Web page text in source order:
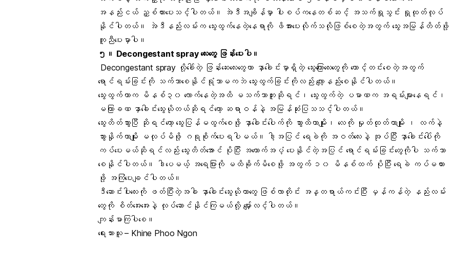
အနည်းငယ် ညှစ်ထားပေးသင့်ပါတယ်။ အဲဒီအချိန်မှာ ပါးစပ်ကနေတစ်ဆင့် အသက်ရှုသွင်း ရှုထုတ်လုပ်
နိုင်ပါတယ်။ အဲဒီနည်းလမ်းက သွေးထွက်နေတဲ့နေရာကို ဖိအားပေးလိုက်သလိုဖြစ်စေတဲ့အတွက် သွေးအမြန်တိတ်ဖို့
ကူညီပေးမှာပါ။
၅။ Decongestant spray လေးတွေ ဖြန်းပေးပါ။
Decongestant sprayလို့ခေါ်တဲ့ ဖြန်းဆေးလေးတွေဟာ နှာခေါင်းမှာရှိတဲ့ သွေးကြောလေးတွေကို တောင့်တင်းစေတဲ့အတွက်
ရောင်ရမ်းခြင်း ကို သက်သာစေနိုင်ရုံသာမကဘဲ သွေးထွက်ခြင်းကိုလည်း လျော့နည်းစေနိုင်ပါတယ်။
သွေးထွက်တာက မိနစ်၃၀ လောက်နေတဲ့အထိ မသက်သာဘူးဆိုရင်၊ သွေးထွက်တဲ့ ပမာဏက အရမ်းများနေရင်၊
မကြာခဏ နှာခေါင်းသွေးယိုတယ်ဆိုရင်တော့ ဆရာဝန်နဲ့ အမြန်ဆုံးပြသသင့်ပါတယ်။
သွေးတိတ်သွားပြီ ဆိုရင်တော့ သွေးပြန်မထွက်စေဖို့ နှာခေါင်းပေါက် ကို သွားထိတာမျိုး၊ လေကို မှုတ်ထုတ်တာမျိုး ၊ လက်နဲ့
သွားနှိုက်တာမျိုး မလုပ်မိဖို့ ဂရုစိုက်ပေးရပါမယ်။ ဒါ့အပြင် ရေခဲကို အဝတ်လေးနဲ့ အုပ်ပြီး နှာခေါင်းပေါ်ကို
ကပ်ပေးမယ်ဆိုရင်လည်း သွေးတိတ်အောင် ပိုပြီး အထောက်အပံ့ ပေးနိုင်တဲ့အပြင် ရောင်ရမ်းခြင်းတွေကိုပါ သက်သာ
စေနိုင်ပါတယ်။ ဒါပေမယ့် အရေပြားကို မထိခိုက်မိစေဖို့ အတွက် ၁၀ မိနစ်ထက် ပိုပြီး ရေခဲ ကပ်မထား
ဖို့ အကြံပေးချင်ပါတယ်။
ဒီဆောင်းပါးလေးကို ဖတ်ပြီးတဲ့အခါ နှာခေါင်းသွေးယိုတာတွေ ဖြစ်လာတိုင်း အန္တရာယ်ကင်းပြီး မှန်ကန်တဲ့ နည်းလမ်း
တွေကို စိတ်အေးအေးနဲ့ လုပ်ဆောင်နိုင်ကြမယ်လို့ မျှော်လင့်ပါတယ်။
ကျန်းမာကြပါစေ။
ရေးသားသူ – Khine Phoo Ngon